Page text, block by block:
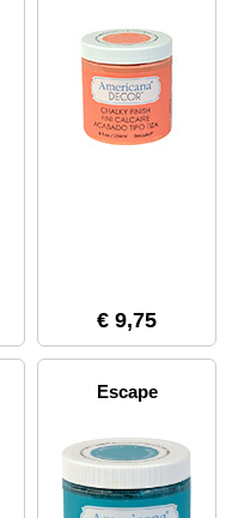
€ 9,75
Escape